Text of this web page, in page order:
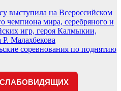
выступила на Всероссийском
чемпиона мира, серебряного и
игр, героя Калмыкии,
Р. Малахбекова
соревнования по поднятию